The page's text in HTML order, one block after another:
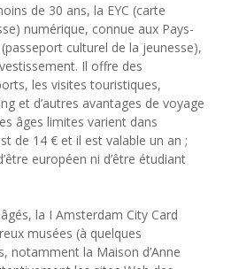
de 30 ans, la EYC (carte
numérique, connue aux Pays-
culturel de la jeunesse),
Il offre des
les visites touristiques,
et d’autres avantages de voyage
âges limites varient dans
de 14 € et il est valable un an ;
européen ni d’être étudiant
la I Amsterdam City Card
musées (à quelques
notamment la Maison d’Anne